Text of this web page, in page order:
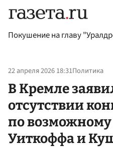
Покушение на главу
22 апреля 2026 18:31Политика
В Кремле
отсутствии
по возможному
Уиткоффа и